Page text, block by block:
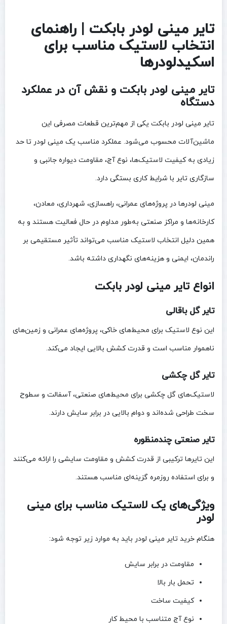
تایر مینی لودر بابکت | راهنمای
انتخاب لاستیک مناسب برای
اسکیدلودرها
تایر مینی لودر بابکت و نقش آن در عملکرد
دستگاه
تایر مینی لودر بابکت یکی از مهم‌ترین قطعات مصرفی این
ماشین‌آلات محسوب می‌شود. عملکرد مناسب یک مینی لودر تا حد
زیادی به کیفیت لاستیک‌ها، نوع آج، مقاومت دیواره جانبی و
سازگاری تایر با شرایط کاری بستگی دارد.
مینی لودرها در پروژه‌های عمرانی، راهسازی، شهرداری، معادن،
کارخانه‌ها و مراکز صنعتی به‌طور مداوم در حال فعالیت هستند و به
همین دلیل انتخاب لاستیک مناسب می‌تواند تأثیر مستقیمی بر
راندمان، ایمنی و هزینه‌های نگهداری داشته باشد.
انواع تایر مینی لودر بابکت
تایر گل باقالی
این نوع لاستیک برای محیط‌های خاکی، پروژه‌های عمرانی و زمین‌های
ناهموار مناسب است و قدرت کشش بالایی ایجاد می‌کند.
تایر گل چکشی
لاستیک‌های گل چکشی برای محیط‌های صنعتی، آسفالت و سطوح
سخت طراحی شده‌اند و دوام بالایی در برابر سایش دارند.
تایر صنعتی چندمنظوره
این تایرها ترکیبی از قدرت کشش و مقاومت سایشی را ارائه می‌کنند
و برای استفاده روزمره گزینه‌ای مناسب هستند.
ویژگی‌های یک لاستیک مناسب برای مینی
لودر
هنگام خرید تایر مینی لودر باید به موارد زیر توجه شود:
مقاومت در برابر سایش
تحمل بار بالا
کیفیت ساخت
نوع آج متناسب با محیط کار